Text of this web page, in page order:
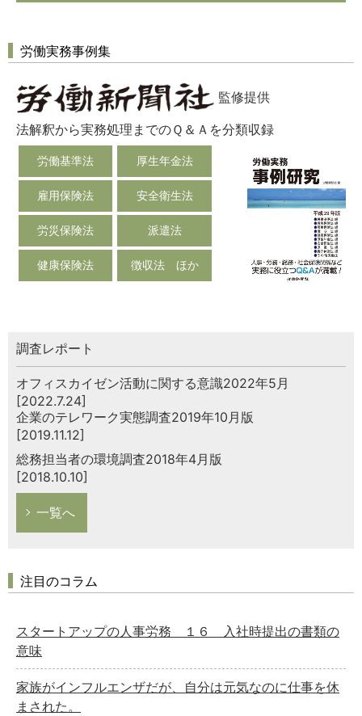
労働実務事例集
監修提供
法解釈から実務処理までのＱ＆Ａを分類収録
労働基準法 厚生年金法
雇用保険法 安全衛生法
労災保険法 派遣法
健康保険法 徴収法 ほか
調査レポート
オフィスカイゼン活動に関する意識2022年5月
[2022.7.24]
企業のテレワーク実態調査2019年10月版
[2019.11.12]
総務担当者の環境調査2018年4月版
[2018.10.10]
一覧へ
注目のコラム
スタートアップの人事労務 １６ 入社時提出の書類の
意味
家族がインフルエンザだが、自分は元気なのに仕事を休
まされた。